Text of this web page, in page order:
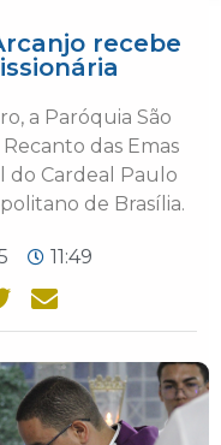
recebe
a Paróquia São
das Emas
do Cardeal Paulo
de Brasília.
11:49